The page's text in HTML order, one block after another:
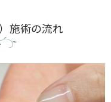
施術の流れ